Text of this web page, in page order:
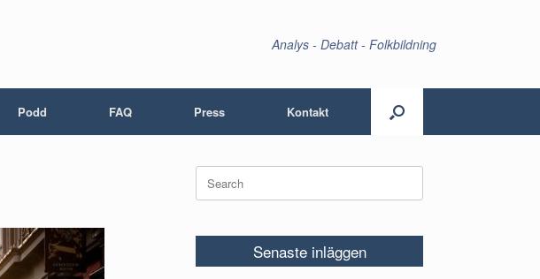
Analys - Debatt - Folkbildning
Podd FAQ Press Kontakt
Search
for:
Senaste inläggen